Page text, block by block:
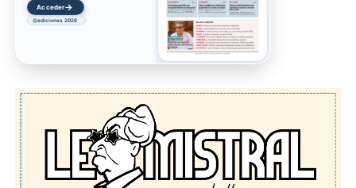
Acceder→
ediciones 2026